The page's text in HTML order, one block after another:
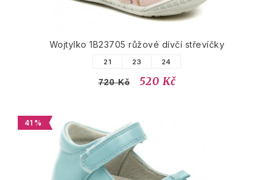
Wojtylko 1B23705 růžové dívčí střevíčky
21 23 24
720 Kč 520 Kč
41 %